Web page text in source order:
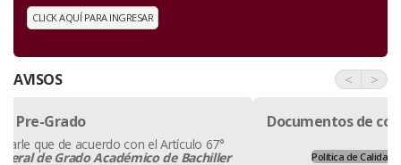
CLICK AQUÍ PARA INGRESAR
AVISOS < >
Documentos de consulta
Política de Calidad Institucional